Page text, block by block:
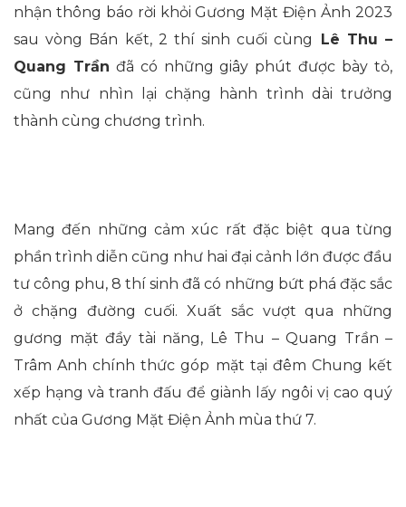
nhận thông báo rời khỏi Gương Mặt Điện Ảnh 2023
sau vòng Bán kết, 2 thí sinh cuối cùng
Lê Thu –
Quang Trần đã có những giây phút được bày tỏ,
cũng như nhìn lại chặng hành trình dài trưởng
thành cùng chương trình.
Mang đến những cảm xúc rất đặc biệt qua từng
phần trình diễn cũng như hai đại cảnh lớn được đầu
tư công phu, 8 thí sinh đã có những bứt phá đặc sắc
ở chặng đường cuối. Xuất sắc vượt qua những
gương mặt đầy tài năng, Lê Thu – Quang Trần –
Trâm Anh chính thức góp mặt tại đêm Chung kết
xếp hạng và tranh đấu để giành lấy ngôi vị cao quý
nhất của Gương Mặt Điện Ảnh mùa thứ 7.